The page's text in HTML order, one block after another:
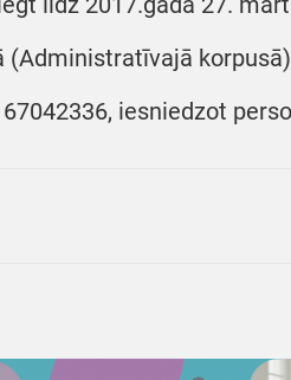
(Administratīvajā
iesniedzot